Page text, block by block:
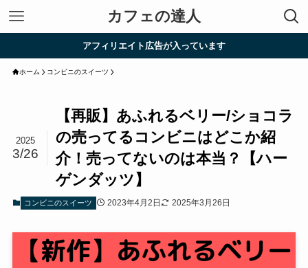
カフェの達人
アフィリエイト広告が入っています
ホーム コンビニのスイーツ
【再販】あふれるベリー/ショコラ
の売ってるコンビニはどこか紹
介！売ってないのは本当？【ハー
ゲンダッツ】
2025
3/26
コンビニのスイーツ 2023年4月2日 2025年3月26日